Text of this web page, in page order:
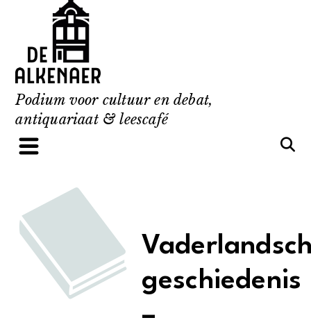
content
Podium voor cultuur en debat,
antiquariaat & leescafé
geschiedenis
–